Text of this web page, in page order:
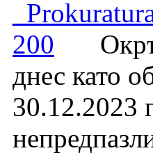
днес като
30.12.2023